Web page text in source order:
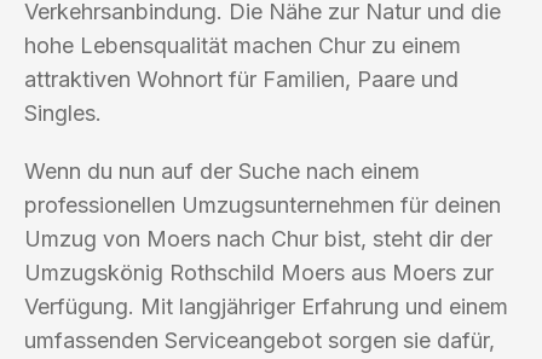
Verkehrsanbindung. Die Nähe zur Natur und die
hohe Lebensqualität machen Chur zu einem
attraktiven Wohnort für Familien, Paare und
Singles.
Wenn du nun auf der Suche nach einem
professionellen Umzugsunternehmen für deinen
Umzug von Moers nach Chur bist, steht dir der
Umzugskönig Rothschild Moers aus Moers zur
Verfügung. Mit langjähriger Erfahrung und einem
umfassenden Serviceangebot sorgen sie dafür,